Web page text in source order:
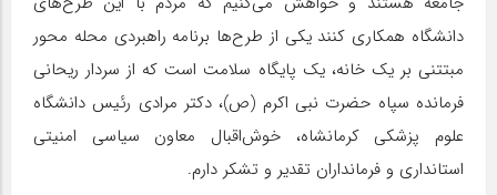
دانشگاه همکاری کنند یکی از طرح‌ها برنامه راهبردی محله محور
مبتتنی بر یک خانه، یک پایگاه سلامت است که از سردار ریحانی
فرمانده سپاه حضرت نبی اکرم (ص)، دکتر مرادی رئیس دانشگاه
علوم پزشکی کرمانشاه، خوش‌اقبال معاون سیاسی امنیتی
استانداری و فرمانداران تقدیر و تشکر دارم.